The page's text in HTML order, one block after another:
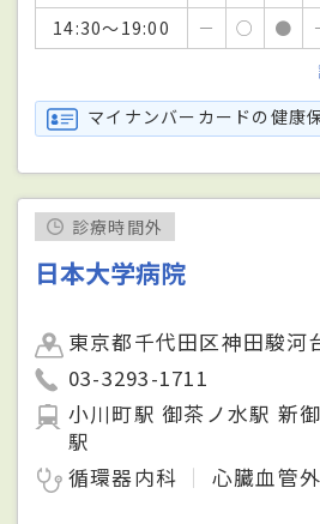
14:30～19:00
－ ○ ●
マイナンバーカードの健康
診療時間外
日本大学病院
東京都千代田区神田駿河
03-3293-1711
小川町駅 御茶ノ水駅 新
駅
循環器内科
心臓血管